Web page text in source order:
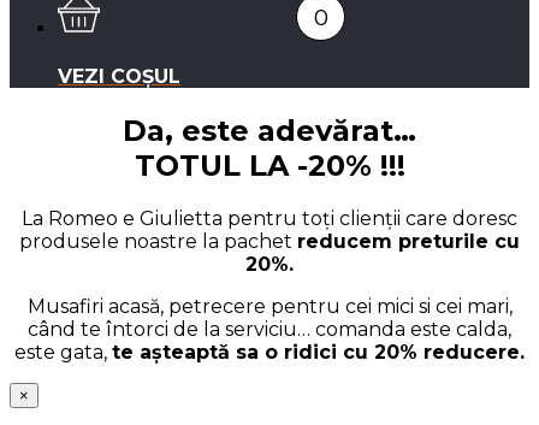
0
VEZI COȘUL
Da, este adevărat…
TOTUL LA -20% !!!
La Romeo e Giulietta pentru toți clienții care doresc
produsele noastre la pachet reducem preturile cu
20%.
Musafiri acasă, petrecere pentru cei mici si cei mari,
când te întorci de la serviciu… comanda este calda,
este gata, te așteaptă sa o ridici cu 20% reducere.
×